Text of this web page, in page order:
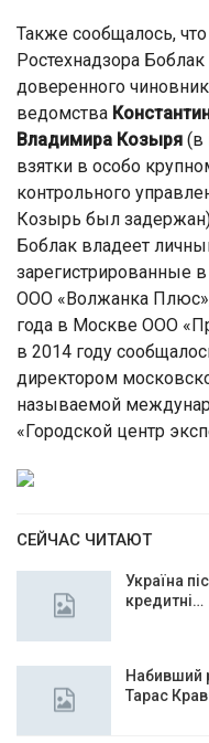
Также сообщалось,
Ростехнадзора
доверенного
ведомства
Владимира Козыря (в
взятки в особо
контрольного
Козырь был
Боблак владеет
зарегистрированные
ООО «Волжанка
года в Москве ООО
в 2014 году
директором
называемой
«Городской центр
СЕЙЧАС ЧИТАЮТ
Україна
кредитні…
Набивший
Тарас